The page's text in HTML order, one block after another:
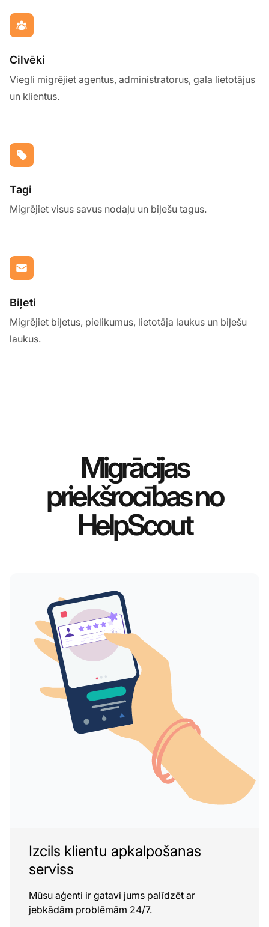
Cilvēki
Viegli migrējiet agentus, administratorus, gala lietotājus
un klientus.
Tagi
Migrējiet visus savus nodaļu un biļešu tagus.
Biļeti
Migrējiet biļetus, pielikumus, lietotāja laukus un biļešu
laukus.
Migrācijas
priekšrocības no
HelpScout
Izcils klientu apkalpošanas
serviss
Mūsu aģenti ir gatavi jums palīdzēt ar
jebkādām problēmām 24/7.